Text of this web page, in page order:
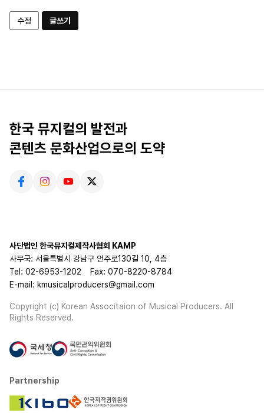
수정 글쓰기
한국 뮤지컬의 발전과
콘텐츠 문화산업으로의 도약
사단법인 한국뮤지컬제작사협회 KAMP
사무국: 서울특별시 강남구 언주로130길 10, 4층
Tel: 02-6953-1202
Fax: 070-8220-8784
E-mail: kmusicalproducers@gmail.com
Copyright (c) Korean Associtaion of Musical Producers. All
Rights Reserved.
Partnership